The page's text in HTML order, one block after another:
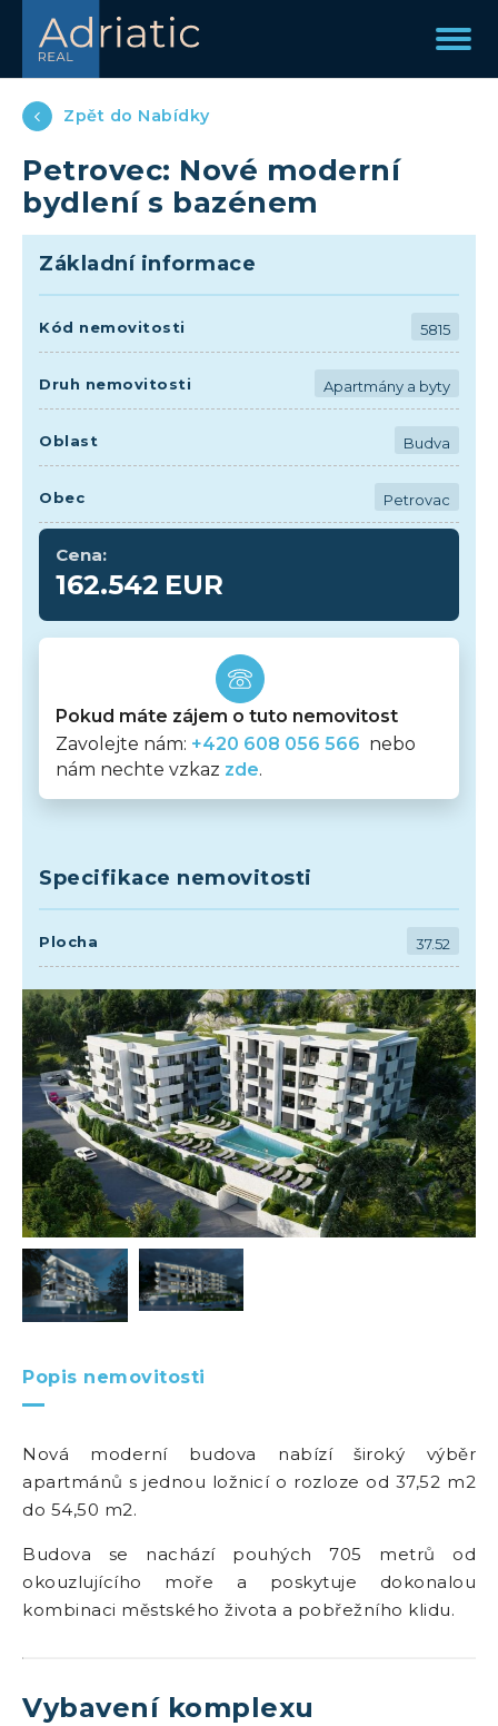
Zpět do Nabídky
Petrovec: Nové moderní
bydlení s bazénem
Popis nemovitosti
Nová moderní budova nabízí široký výběr
apartmánů s jednou ložnicí o rozloze od 37,52 m2
do 54,50 m2.
Budova se nachází pouhých 705 metrů od
okouzlujícího moře a poskytuje dokonalou
kombinaci městského života a pobřežního klidu.
Vybavení komplexu
Základní informace
Kód nemovitosti 5815
Druh nemovitosti Apartmány a byty
Oblast Budva
Obec Petrovac
Cena:
162.542 EUR
Pokud máte zájem o tuto nemovitost
Zavolejte nám: +420 608 056 566 nebo
nám nechte vzkaz zde.
Specifikace nemovitosti
Plocha 37.52